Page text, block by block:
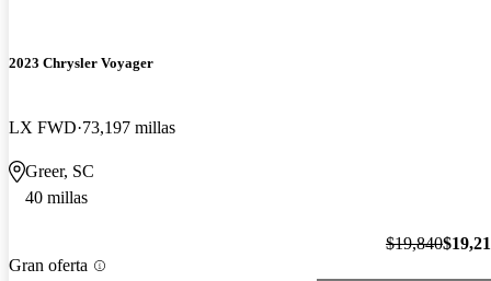
2023 Chrysler Voyager
LX FWD 73,197 millas
Greer, SC
40 millas
Gran oferta
$19,840